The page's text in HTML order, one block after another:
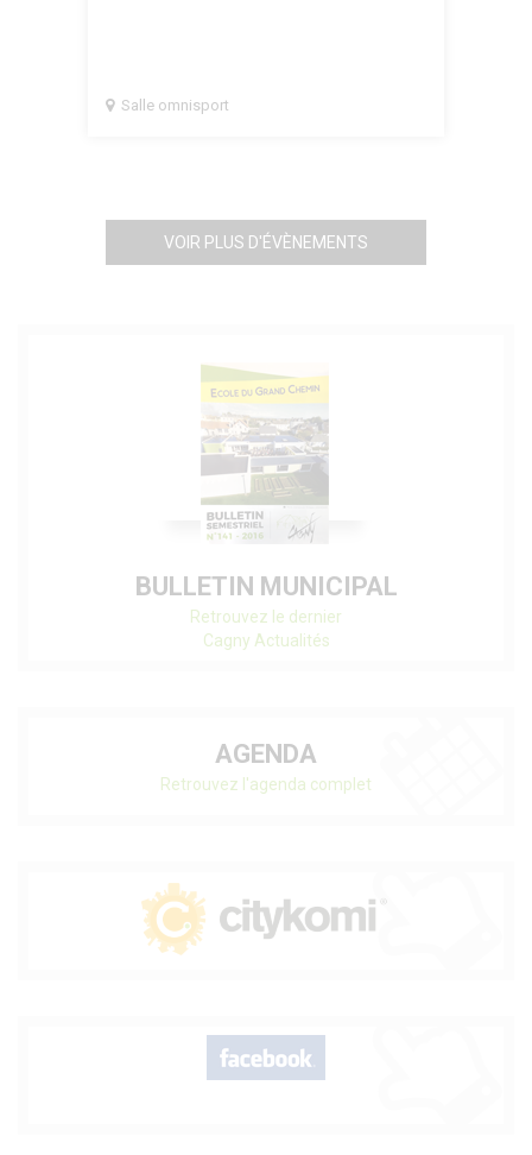
Salle omnisport
VOIR PLUS D'ÉVÈNEMENTS
BULLETIN MUNICIPAL
Retrouvez le dernier
Cagny Actualités
AGENDA
Retrouvez l'agenda complet